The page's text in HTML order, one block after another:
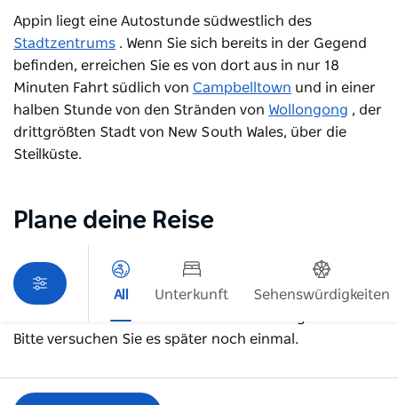
Appin liegt eine Autostunde südwestlich des
Stadtzentrums . Wenn Sie sich bereits in der Gegend
befinden, erreichen Sie es von dort aus in nur 18
Minuten Fahrt südlich von Campbelltown und in einer
halben Stunde von den Stränden von Wollongong , der
drittgrößten Stadt von New South Wales, über die
Steilküste.
Plane deine Reise
All Unterkunft
Sehenswürdigkeiten
Beim Laden der Produkte ist ein Fehler aufgetreten.
Bitte versuchen Sie es später noch einmal.